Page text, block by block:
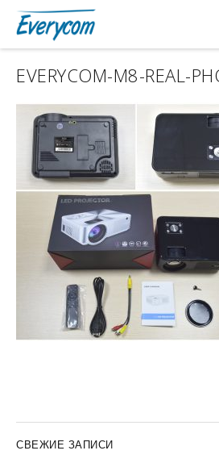
EVERYCOM-M8-REAL-
СВЕЖИЕ ЗАПИСИ